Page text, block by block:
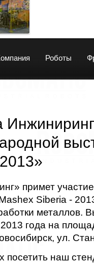
Роботы
примет
Siberia -
металлов.
года на
ул.
посетить наш